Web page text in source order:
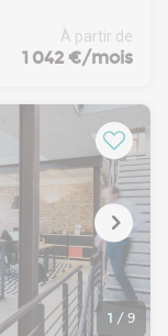
250m² et 313
pallier6ème et
avec
fermés1
de parking
À partir de
1 042 €/mois
1 / 9